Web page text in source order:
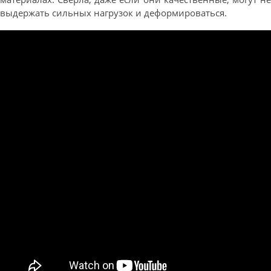
выдержать сильных нагрузок и деформироваться.